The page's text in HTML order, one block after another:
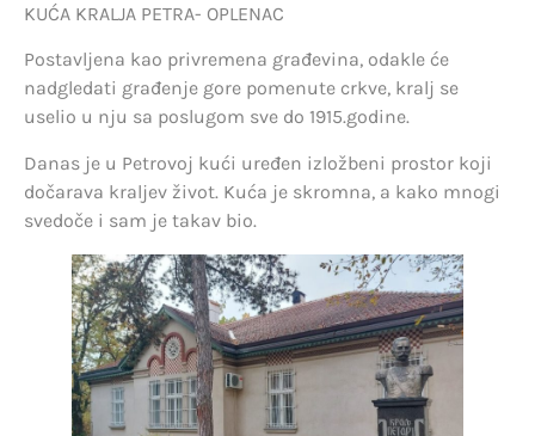
KUĆA KRALJA PETRA- OPLENAC
Postavljena kao privremena građevina, odakle će
nadgledati građenje gore pomenute crkve, kralj se
uselio u nju sa poslugom sve do 1915.godine.
Danas je u Petrovoj kući uređen izložbeni prostor koji
dočarava kraljev život. Kuća je skromna, a kako mnogi
svedoče i sam je takav bio.